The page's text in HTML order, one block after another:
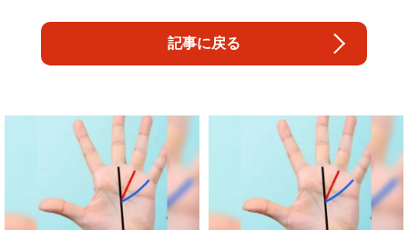
記事に戻る